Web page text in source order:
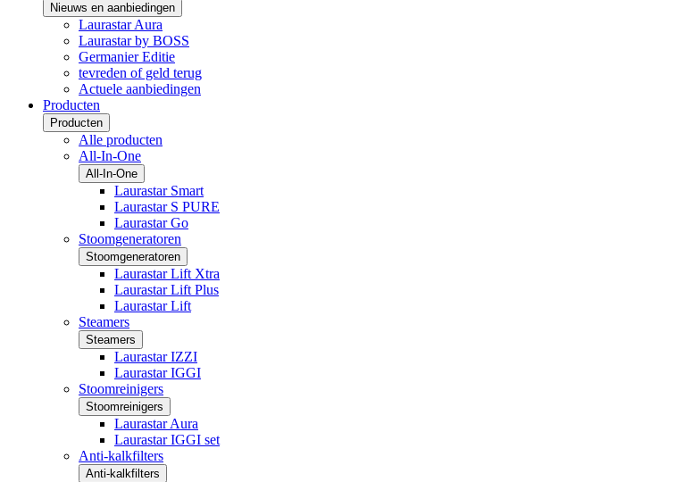
Nieuws en aanbiedingen
Laurastar Aura
Laurastar by BOSS
Germanier Editie
tevreden of geld terug
Actuele aanbiedingen
Producten
Producten
Alle producten
All-In-One
All-In-One
Laurastar Smart
Laurastar S PURE
Laurastar Go
Stoomgeneratoren
Stoomgeneratoren
Laurastar Lift Xtra
Laurastar Lift Plus
Laurastar Lift
Steamers
Steamers
Laurastar IZZI
Laurastar IGGI
Stoomreinigers
Stoomreinigers
Laurastar Aura
Laurastar IGGI set
Anti-kalkfilters
Anti-kalkfilters